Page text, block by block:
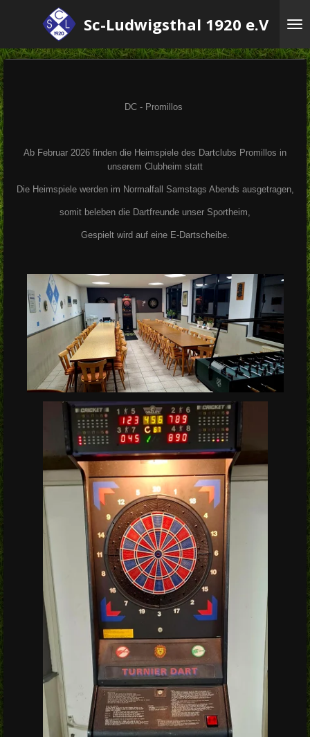
Hauptinhalt
Sc-Ludwigsthal 1920 e.V
DC - Promillos
Ab Februar 2026 finden die Heimspiele des Dartclubs Promillos in
unserem Clubheim statt
Die Heimspiele werden im Normalfall Samstags Abends ausgetragen,
somit beleben die Dartfreunde unser Sportheim,
Gespielt wird auf eine E-Dartscheibe.